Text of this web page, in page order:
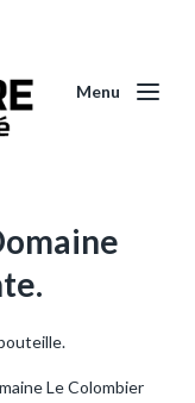
Menu
Le Colombier